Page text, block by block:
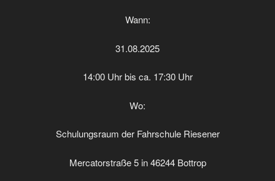
Wann:
31.08.2025
14:00 Uhr bis ca. 17:30 Uhr
Wo:
Schulungsraum der Fahrschule Riesener
Mercatorstraße 5 in 46244 Bottrop